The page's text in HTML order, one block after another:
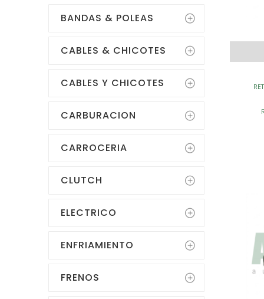
BANDAS & POLEAS
CABLES & CHICOTES
CABLES Y CHICOTES
CARBURACION
CARROCERIA
CLUTCH
ELECTRICO
ENFRIAMIENTO
FRENOS